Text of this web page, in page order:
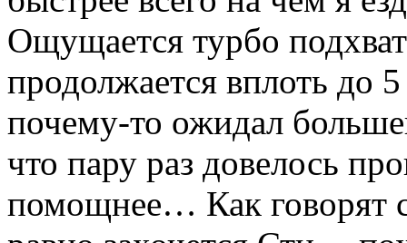
Ощущается турбо
продолжается вплоть до
почему-то ожидал
что пару раз довелось
помощнее… Как говорят